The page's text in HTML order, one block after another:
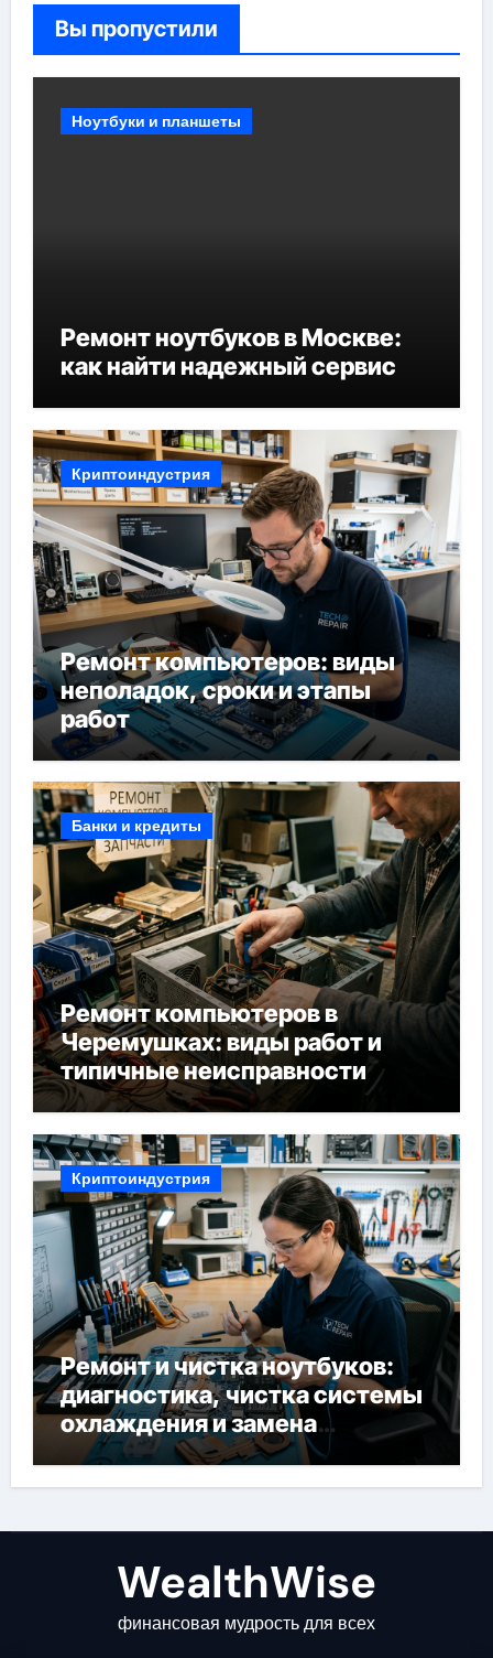
Вы пропустили
Ноутбуки и планшеты
Ремонт ноутбуков в Москве:
как найти надежный сервис
Криптоиндустрия
Ремонт компьютеров: виды
неполадок, сроки и этапы
работ
Банки и кредиты
Ремонт компьютеров в
Черемушках: виды работ и
типичные неисправности
Криптоиндустрия
Ремонт и чистка ноутбуков:
диагностика, чистка системы
охлаждения и замена
компонентов
WealthWise
финансовая мудрость для всех